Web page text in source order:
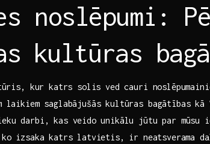
‍noslēpumi:​
kultūras
kur katrs solis ved cauri
laikiem saglabājušās kultūras bagātības ​kā
darbi, kas veido ⁣unikālu jūtu par mūsu
ko izsaka katrs ⁣latvietis, ir⁣ neatsverama